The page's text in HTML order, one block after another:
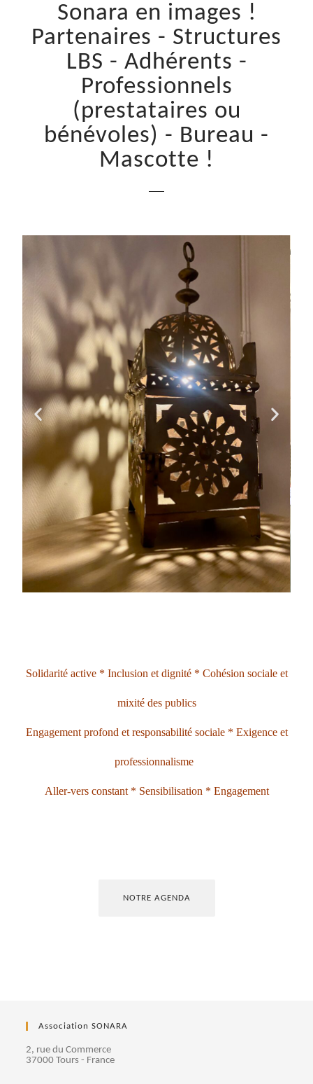
Sonara en images !
Partenaires - Structures
LBS - Adhérents -
Professionnels
(prestataires ou
bénévoles) - Bureau -
Mascotte !
Solidarité active * Inclusion et dignité * Cohésion sociale et
mixité des publics
Engagement profond et responsabilité sociale * Exigence et
professionnalisme
Aller-vers constant * Sensibilisation * Engagement
NOTRE AGENDA
Association SONARA
2, rue du Commerce
37000 Tours - France